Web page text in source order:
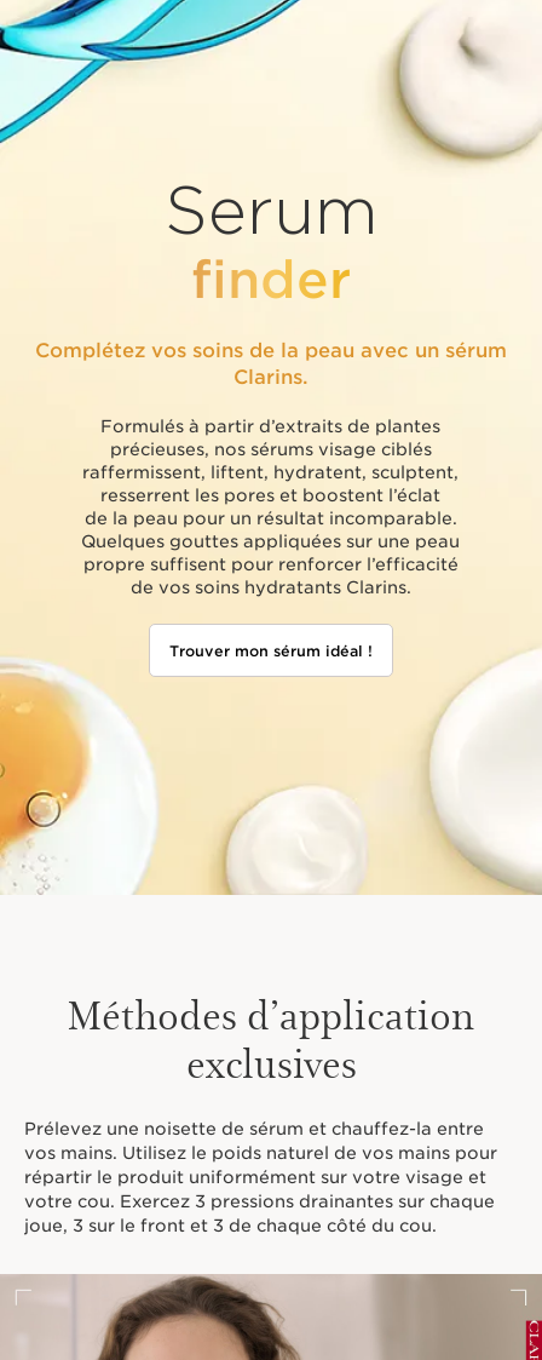
Serum
finder
Complétez vos soins de la peau avec un sérum
Clarins.
Formulés à partir d’extraits de plantes
précieuses, nos sérums visage ciblés
raffermissent, liftent, hydratent, sculptent,
resserrent les pores et boostent l’éclat
de la peau pour un résultat incomparable.
Quelques gouttes appliquées sur une peau
propre suffisent pour renforcer l’efficacité
de vos soins hydratants Clarins.
Trouver mon sérum idéal !
Méthodes d’application
exclusives
Prélevez une noisette de sérum et chauffez-la entre
vos mains. Utilisez le poids naturel de vos mains pour
répartir le produit uniformément sur votre visage et
votre cou. Exercez 3 pressions drainantes sur chaque
joue, 3 sur le front et 3 de chaque côté du cou.